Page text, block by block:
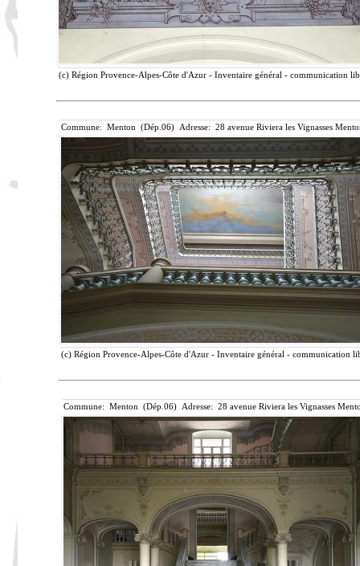
(c) Région Provence-Alpes-Côte d'Azur - Inventaire général - communication
Commune: Menton (Dép.06) Adresse: 28 avenue Riviera les Vignasses
(c) Région Provence-Alpes-Côte d'Azur - Inventaire général - communication
Commune: Menton (Dép.06) Adresse: 28 avenue Riviera les Vignasses